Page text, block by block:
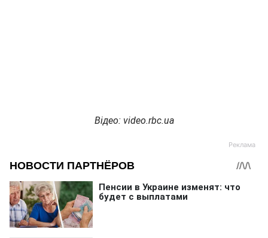
Відео: video.rbc.ua